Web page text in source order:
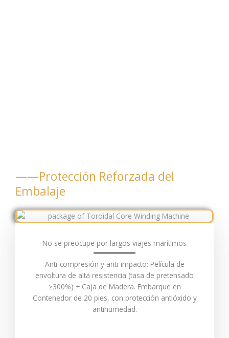
——Protección Reforzada del
Embalaje
No se preocupe por largos viajes marítimos
Anti-compresión y anti-impacto: Película de
envoltura de alta resistencia (tasa de pretensado
≥300%) + Caja de Madera. Embarque en
Contenedor de 20 pies, con protección antióxido y
antihumedad.